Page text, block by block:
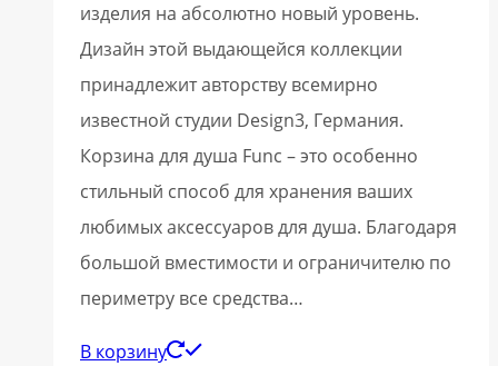
изделия на абсолютно новый уровень.
Дизайн этой выдающейся коллекции
принадлежит авторству всемирно
известной студии Design3, Германия.
Корзина для душа Func – это особенно
стильный способ для хранения ваших
любимых аксессуаров для душа. Благодаря
большой вместимости и ограничителю по
периметру все средства…
В корзину